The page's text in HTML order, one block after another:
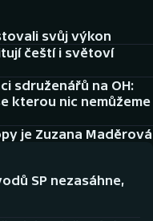
svůj výkon
čeští i světoví
sdruženářů na OH:
kterou nic nemůžeme
je Zuzana Maděrová
SP nezasáhne,